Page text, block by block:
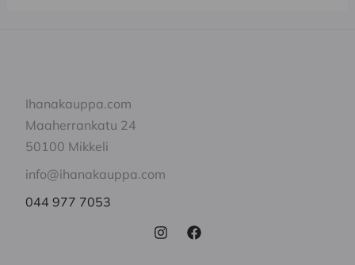
Ihanakauppa.com
Maaherrankatu 24
50100 Mikkeli
info@ihanakauppa.com
044 977 7053